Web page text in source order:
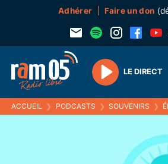
Adhérer Faire un don
Play
LE DIRECT
ACCUEIL ❯ PODCASTS ❯ SOUVENIRS ❯